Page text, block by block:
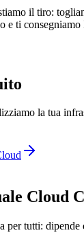
il tiro:
e ti consegniamo
la tua
Cloud
per tutti: